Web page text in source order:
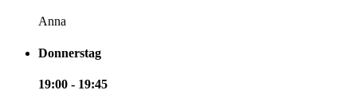
Anna
Donnerstag
19:00 - 19:45